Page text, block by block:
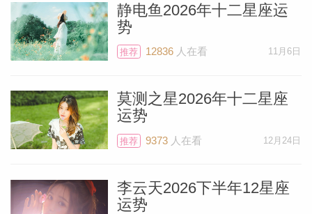
讲或报告的任务，也是闪闪发光。记得在做
上述事项之前，最好能够先列出自己想表达
的一些关键要点，并记住它们，那整个过程
将会非常的流畅。要知道星越总是带来一些
新事物，听起来令人激动。
王星同步，因此如果有一些关于设计的选择
要拍板，那新月也会是一股非常好的能量。
静电鱼2026年十二星座运
势
推荐 12836人在看 11月6日
莫测之星2026年十二星座
运势
推荐 9373人在看 12月24日
李云天2026下半年12星座
运势